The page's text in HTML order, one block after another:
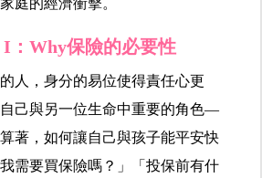
I ：Why保險的必要性
人，身分的易位使得責任心更
己與另一位生命中重要的角色—
算著，如何讓自己與孩子能平安快
需要買保險嗎？」「投保前有什